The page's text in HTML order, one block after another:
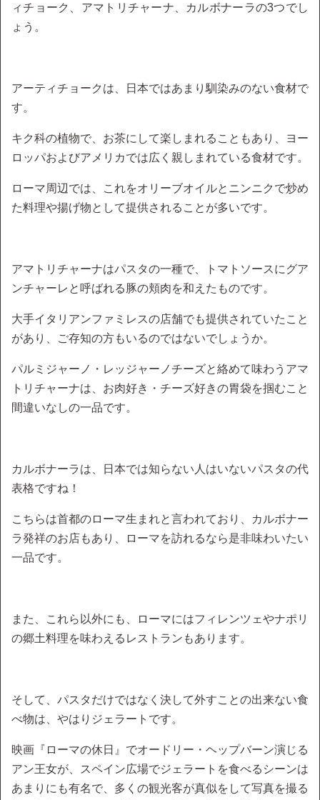
ィチョーク、アマトリチャーナ、カルボナーラの3つでし
ょう。
アーティチョークは、日本ではあまり馴染みのない食材で
す。
キク科の植物で、お茶にして楽しまれることもあり、ヨー
ロッパおよびアメリカでは広く親しまれている食材です。
ローマ周辺では、これをオリーブオイルとニンニクで炒め
た料理や揚げ物として提供されることが多いです。
アマトリチャーナはパスタの一種で、トマトソースにグア
ンチャーレと呼ばれる豚の頬肉を和えたものです。
大手イタリアンファミレスの店舗でも提供されていたこと
があり、ご存知の方もいるのではないでしょうか。
パルミジャーノ・レッジャーノチーズと絡めて味わうアマ
トリチャーナは、お肉好き・チーズ好きの胃袋を掴むこと
間違いなしの一品です。
カルボナーラは、日本では知らない人はいないパスタの代
表格ですね！
こちらは首都のローマ生まれと言われており、カルボナー
ラ発祥のお店もあり、ローマを訪れるなら是非味わいたい
一品です。
また、これら以外にも、ローマにはフィレンツェやナポリ
の郷土料理を味わえるレストランもあります。
そして、パスタだけではなく決して外すことの出来ない食
べ物は、やはりジェラートです。
映画『ローマの休日』でオードリー・ヘップバーン演じる
アン王女が、スペイン広場でジェラートを食べるシーンは
あまりにも有名で、多くの観光客が真似をして写真を撮る